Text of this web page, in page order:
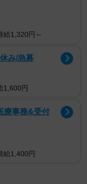
（エムズアップ）
給1,320円～
み/急募
1,600円
療事務&受付
給1,400円